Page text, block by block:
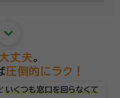
keyboard_arrow_down
丈夫。
圧倒的にラク！
いくつも窓口を回らなくて